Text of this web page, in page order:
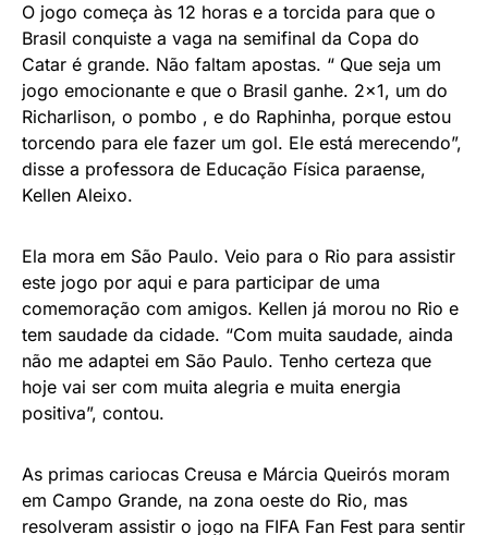
O jogo começa às 12 horas e a torcida para que o
Brasil conquiste a vaga na semifinal da Copa do
Catar é grande. Não faltam apostas. “ Que seja um
jogo emocionante e que o Brasil ganhe. 2×1, um do
Richarlison, o pombo , e do Raphinha, porque estou
torcendo para ele fazer um gol. Ele está merecendo”,
disse a professora de Educação Física paraense,
Kellen Aleixo.
Ela mora em São Paulo. Veio para o Rio para assistir
este jogo por aqui e para participar de uma
comemoração com amigos. Kellen já morou no Rio e
tem saudade da cidade. “Com muita saudade, ainda
não me adaptei em São Paulo. Tenho certeza que
hoje vai ser com muita alegria e muita energia
positiva”, contou.
As primas cariocas Creusa e Márcia Queirós moram
em Campo Grande, na zona oeste do Rio, mas
resolveram assistir o jogo na FIFA Fan Fest para sentir